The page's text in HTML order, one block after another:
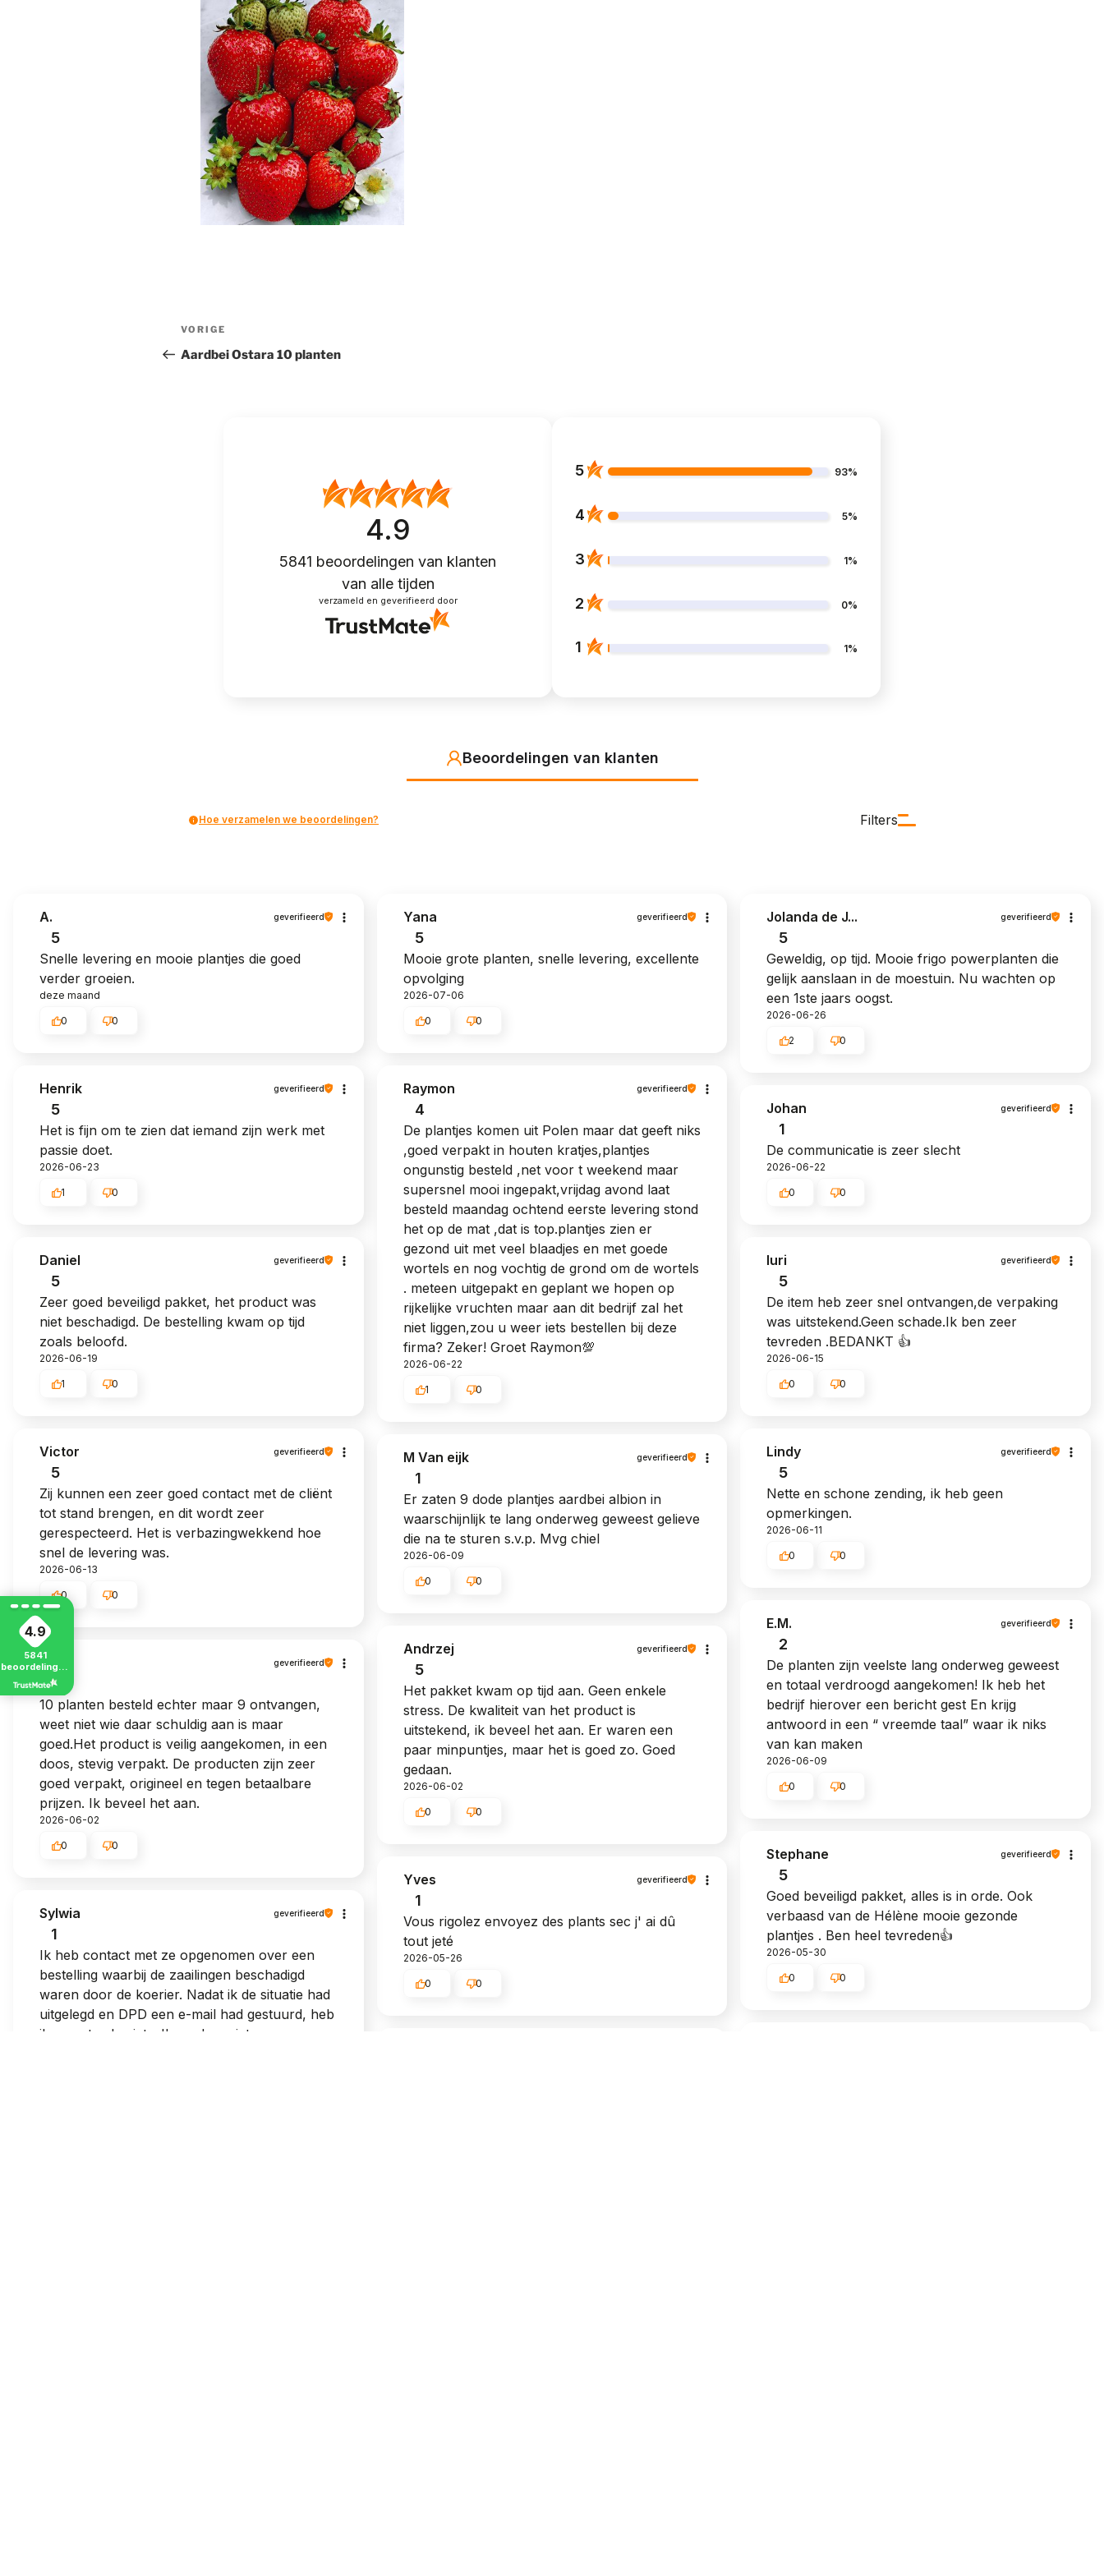
Bericht
navigatie
Vorig
bericht
VORIGE
Aardbei Ostara 10 planten
4.9
5841 beoordelingen van klanten
van alle tijden
verzameld en geverifieerd door
5 93%
4 5%
3 1%
2 0%
1 1%
Beoordelingen van klanten
Filters
Hoe verzamelen we beoordelingen?
A. geverifieerd
5
Snelle levering en mooie plantjes die goed
verder groeien.
deze maand
0 0
Yana geverifieerd
5
Mooie grote planten, snelle levering, excellente
opvolging
2026-07-06
0 0
Jolanda de J... geverifieerd
5
Geweldig, op tijd. Mooie frigo powerplanten die
gelijk aanslaan in de moestuin. Nu wachten op
een 1ste jaars oogst.
2026-06-26
2 0
Henrik geverifieerd
5
Het is fijn om te zien dat iemand zijn werk met
passie doet.
2026-06-23
1 0
Raymon geverifieerd
4
De plantjes komen uit Polen maar dat geeft niks
,goed verpakt in houten kratjes,plantjes
ongunstig besteld ,net voor t weekend maar
supersnel mooi ingepakt,vrijdag avond laat
besteld maandag ochtend eerste levering stond
het op de mat ,dat is top.plantjes zien er
gezond uit met veel blaadjes en met goede
wortels en nog vochtig de grond om de wortels
. meteen uitgepakt en geplant we hopen op
rijkelijke vruchten maar aan dit bedrijf zal het
niet liggen,zou u weer iets bestellen bij deze
firma? Zeker! Groet Raymon💯
2026-06-22
1 0
Johan geverifieerd
1
De communicatie is zeer slecht
2026-06-22
0 0
Daniel geverifieerd
5
Zeer goed beveiligd pakket, het product was
niet beschadigd. De bestelling kwam op tijd
zoals beloofd.
2026-06-19
1 0
Iuri geverifieerd
5
De item heb zeer snel ontvangen,de verpaking
was uitstekend.Geen schade.Ik ben zeer
tevreden .BEDANKT 👍️
2026-06-15
0 0
Victor geverifieerd
5
Zij kunnen een zeer goed contact met de cliënt
tot stand brengen, en dit wordt zeer
gerespecteerd. Het is verbazingwekkend hoe
snel de levering was.
2026-06-13
0 0
Lindy geverifieerd
5
Nette en schone zending, ik heb geen
opmerkingen.
2026-06-11
0 0
M Van eijk geverifieerd
1
Er zaten 9 dode plantjes aardbei albion in
waarschijnlijk te lang onderweg geweest gelieve
die na te sturen s.v.p. Mvg chiel
2026-06-09
0 0
E.M. geverifieerd
2
De planten zijn veelste lang onderweg geweest
en totaal verdroogd aangekomen! Ik heb het
bedrijf hierover een bericht gest En krijg
antwoord in een “ vreemde taal” waar ik niks
van kan maken
2026-06-09
0 0
Andrzej geverifieerd
5
Het pakket kwam op tijd aan. Geen enkele
stress. De kwaliteit van het product is
uitstekend, ik beveel het aan. Er waren een
paar minpuntjes, maar het is goed zo. Goed
gedaan.
2026-06-02
0 0
Jan geverifieerd
4
10 planten besteld echter maar 9 ontvangen,
weet niet wie daar schuldig aan is maar
goed.Het product is veilig aangekomen, in een
doos, stevig verpakt. De producten zijn zeer
goed verpakt, origineel en tegen betaalbare
prijzen. Ik beveel het aan.
2026-06-02
0 0
Stephane geverifieerd
5
Goed beveiligd pakket, alles is in orde. Ook
verbaasd van de Hélène mooie gezonde
plantjes . Ben heel tevreden👍️
2026-05-30
0 0
Yves geverifieerd
1
Vous rigolez envoyez des plants sec j' ai dû
tout jeté
2026-05-26
0 0
Sylwia geverifieerd
1
Ik heb contact met ze opgenomen over een
bestelling waarbij de zaailingen beschadigd
waren door de koerier. Nadat ik de situatie had
uitgelegd en DPD een e-mail had gestuurd, heb
ik nog steeds niets. Ik raad ze niet aan; ze
4.9
5841
beoordelingen
van alle tijden